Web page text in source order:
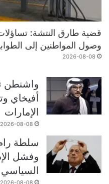
قضية طارق النتشة:
وصول المواطنين إلى
2026-08-08
واشنطن
أفيخاي
الإمارات
2026-08-08
سلطة
وفشل
السياسي